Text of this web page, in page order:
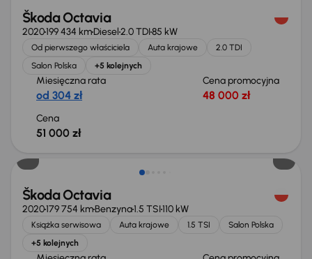
Škoda Octavia
2020199 434 kmDiesel2.0 TDI85 kW
Od pierwszego właściciela Auta krajowe
2.0 TDI
Salon Polska
+5 kolejnych
Miesięczna rata
od 304 zł
Cena promocyjna
48 000 zł
Cena
51 000 zł
Škoda Octavia
2020179 754 kmBenzyna1.5 TSI110 kW
Książka serwisowa Auta krajowe 1.5 TSI
Salon Polska
+5 kolejnych